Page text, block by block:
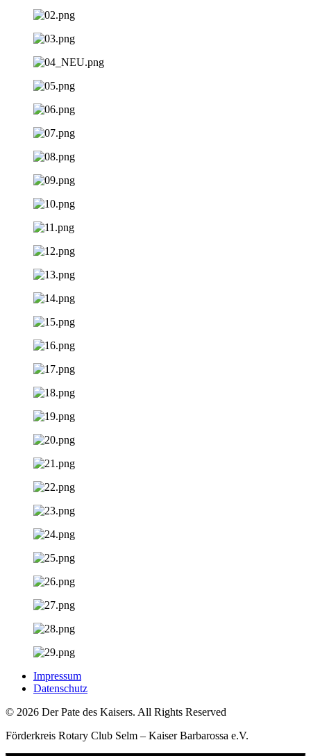
Impressum
Datenschutz
© 2026 Der Pate des Kaisers. All Rights Reserved
Förderkreis Rotary Club Selm – Kaiser Barbarossa e.V.